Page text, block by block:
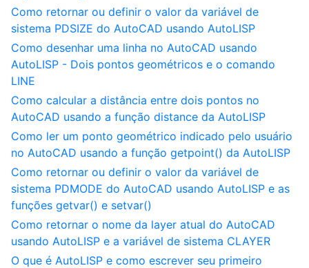
Como retornar ou definir o valor da variável de
sistema PDSIZE do AutoCAD usando AutoLISP
Como desenhar uma linha no AutoCAD usando
AutoLISP - Dois pontos geométricos e o comando
LINE
Como calcular a distância entre dois pontos no
AutoCAD usando a função distance da AutoLISP
Como ler um ponto geométrico indicado pelo usuário
no AutoCAD usando a função getpoint() da AutoLISP
Como retornar ou definir o valor da variável de
sistema PDMODE do AutoCAD usando AutoLISP e as
funções getvar() e setvar()
Como retornar o nome da layer atual do AutoCAD
usando AutoLISP e a variável de sistema CLAYER
O que é AutoLISP e como escrever seu primeiro